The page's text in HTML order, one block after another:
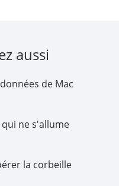
aussi
de Mac
ne s'allume
la corbeille